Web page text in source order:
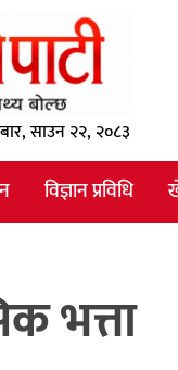
साउन २२, २०८३
विज्ञान प्रविधि
भत्ता